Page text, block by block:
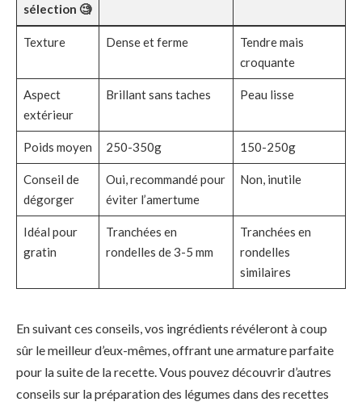
sélection 🧐
Texture Dense et ferme
Tendre mais
croquante
Aspect
extérieur
Brillant sans taches Peau lisse
Poids moyen 250-350g 150-250g
Conseil de
dégorger
Oui, recommandé pour
éviter l’amertume
Non, inutile
Idéal pour
gratin
Tranchées en
rondelles de 3-5 mm
Tranchées en
rondelles
similaires
En suivant ces conseils, vos ingrédients révéleront à coup
sûr le meilleur d’eux-mêmes, offrant une armature parfaite
pour la suite de la recette. Vous pouvez découvrir d’autres
conseils sur la préparation des légumes dans des recettes